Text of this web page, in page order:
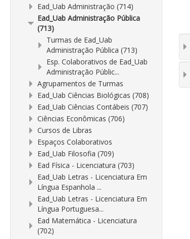
Ead_Uab Administração (714)
Ead_Uab Administração Pública
(713)
Turmas de Ead_Uab
Administração Pública (713)
Esp. Colaborativos de Ead_Uab
Administração Públic...
Agrupamentos de Turmas
Ead_Uab Ciências Biológicas (708)
Ead_Uab Ciências Contábeis (707)
Ciências Econômicas (706)
Cursos de Libras
Espaços Colaborativos
Ead_Uab Filosofia (709)
Ead Física - Licenciatura (703)
Ead_Uab Letras - Licenciatura Em
Língua Espanhola ...
Ead_Uab Letras - Licenciatura Em
Língua Portuguesa...
Ead Matemática - Licenciatura
(702)